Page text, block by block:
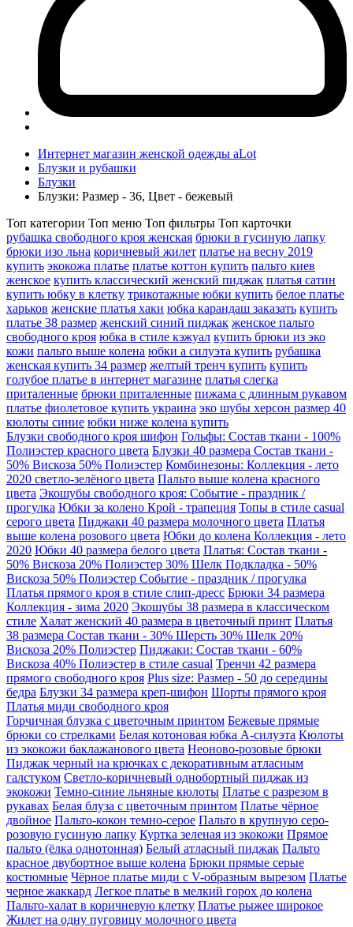
Интернет магазин женской одежды aLot
Блузки и рубашки
Блузки
Блузки: Размер - 36, Цвет - бежевый
Топ категории Топ меню Топ фильтры Топ карточки
рубашка свободного кроя женская брюки в гусиную лапку
брюки изо льна коричневый жилет платье на весну 2019
купить экокожа платье платье коттон купить пальто киев
женское купить классический женский пиджак платья сатин
купить юбку в клетку трикотажные юбки купить белое платье
харьков женские платья хаки юбка карандаш заказать купить
платье 38 размер женский синий пиджак женское пальто
свободного кроя юбка в стиле кэжуал купить брюки из эко
кожи пальто выше колена юбки а силуэта купить рубашка
женская купить 34 размер желтый тренч купить купить
голубое платье в интернет магазине платья слегка
приталенные брюки приталенные пижама с длинным рукавом
платье фиолетовое купить украина эко шубы херсон размер 40
кюлоты синие юбки ниже колена купить
Блузки свободного кроя шифон Гольфы: Состав ткани - 100%
Полиэстер красного цвета Блузки 40 размера Состав ткани -
50% Вискоза 50% Полиэстер Комбинезоны: Коллекция - лето
2020 светло-зелёного цвета Пальто выше колена красного
цвета Экошубы свободного кроя: Событие - праздник /
прогулка Юбки за колено Крой - трапеция Топы в стиле casual
серого цвета Пиджаки 40 размера молочного цвета Платья
выше колена розового цвета Юбки до колена Коллекция - лето
2020 Юбки 40 размера белого цвета Платья: Состав ткани -
50% Вискоза 20% Полиэстер 30% Шелк Подкладка - 50%
Вискоза 50% Полиэстер Событие - праздник / прогулка
Платья прямого кроя в стиле слип-дресс Брюки 34 размера
Коллекция - зима 2020 Экошубы 38 размера в классическом
стиле Халат женский 40 размера в цветочный принт Платья
38 размера Состав ткани - 30% Шерсть 30% Шелк 20%
Вискоза 20% Полиэстер Пиджаки: Состав ткани - 60%
Вискоза 40% Полиэстер в стиле casual Тренчи 42 размера
прямого свободного кроя Plus size: Размер - 50 до середины
бедра Блузки 34 размера креп-шифон Шорты прямого кроя
Платья миди свободного кроя
Горчичная блузка с цветочным принтом Бежевые прямые
брюки со стрелками Белая котоновая юбка А-силуэта Кюлоты
из экокожи баклажанового цвета Неоново-розовые брюки
Пиджак черный на крючках с декоративным атласным
галстуком Светло-коричневый однобортный пиджак из
экокожи Темно-синие льняные кюлоты Платье с разрезом в
рукавах Белая блуза с цветочным принтом Платье чёрное
двойное Пальто-кокон темно-серое Пальто в крупную серо-
розовую гусиную лапку Куртка зеленая из экокожи Прямое
пальто (ёлка однотонная) Белый атласный пиджак Пальто
красное двубортное выше колена Брюки прямые серые
костюмные Чёрное платье миди с V-образным вырезом Платье
черное жаккард Легкое платье в мелкий горох до колена
Пальто-халат в коричневую клетку Платье рыжее широкое
Жилет на одну пуговицу молочного цвета